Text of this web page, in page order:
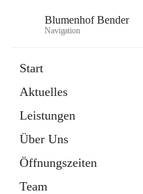
Blumenhof Bender
Navigation
Start
Aktuelles
Leistungen
Über Uns
Öffnungszeiten
Team
Externe Webseite
in
Tab
INSTAGRAM
Externe Webseite
öffnet
in
neuem
Tab